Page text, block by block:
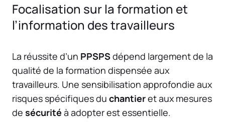
Focalisation sur la formation et
l’information des travailleurs
La réussite d’un PPSPSdépend largement de la
qualité de la formation dispensée aux
travailleurs. Une sensibilisation approfondie aux
risques spécifiques du chantieret aux mesures
de sécurité à adopter est essentielle.